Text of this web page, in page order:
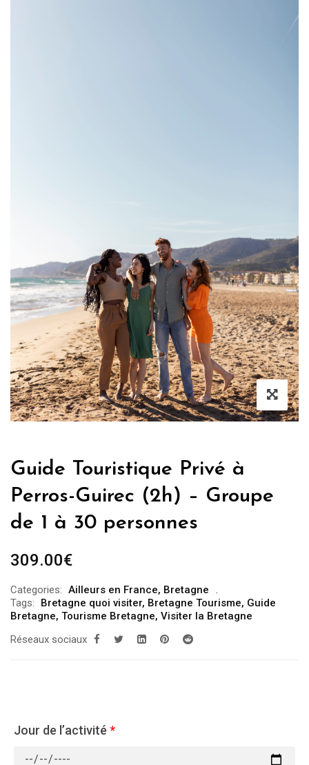
Guide Touristique Privé à
Perros-Guirec (2h) – Groupe
de 1 à 30 personnes
309.00€
Categories: Ailleurs en France, Bretagne
Tags:
Bretagne quoi visiter, Bretagne Tourisme, Guide
Bretagne, Tourisme Bretagne, Visiter la Bretagne
Réseaux sociaux
Jour de l’activité *